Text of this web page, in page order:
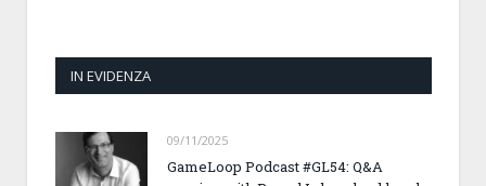
IN EVIDENZA
09/11/2025
GameLoop Podcast #GL54: Q&A